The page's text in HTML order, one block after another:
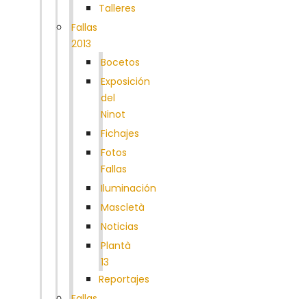
Talleres
Fallas
2013
Bocetos
Exposición
del
Ninot
Fichajes
Fotos
Fallas
Iluminación
Mascletà
Noticias
Plantà
13
Reportajes